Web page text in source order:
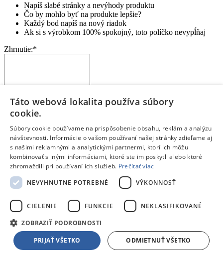
Napíš slabé stránky a nevýhody produktu
Čo by mohlo byť na produkte lepšie?
Každý bod napíš na nový riadok
Ak si s výrobkom 100% spokojný, toto políčko nevypĺňaj
Zhrnutie:*
Kúpil by si si tento produkt znova? Alebo by si zvažoval iný?
Prečo?
Aký je tvoj celkový pocit z používania produktu?
Na čo je potrebné pri kúpe myslieť?
Pre akého zákazníka je tento produkt vhodný?
Odoslať hodnotenie
Ďakujeme, tvoje hodnotenie bolo odoslané.
Blog De’Longhi ECAM450.65.S Eletta Explore
De'Longhi ponúka viac ako 50 nápojov.
Čítať článok
Blog
Navigačné schopnosti robotických kosačiek Ecovacs
Táto webová lokalita používa súbory
cookie.
Súbory cookie používame na prispôsobenie obsahu, reklám a analýzu
návštevnosti. Informácie o vašom používaní našej stránky zdieľame aj
s našimi reklamnými a analytickými partnermi, ktorí ich môžu
kombinovať s inými informáciami, ktoré ste im poskytli alebo ktoré
zhromaždili pri používaní ich služieb. Prečítať viac
NEVYHNUTNE POTREBNÉ
VÝKONNOSŤ
CIELENIE FUNKCIE NEKLASIFIKOVANÉ
ZOBRAZIŤ PODROBNOSTI
PRIJAŤ VŠETKO ODMIETNUŤ VŠETKO